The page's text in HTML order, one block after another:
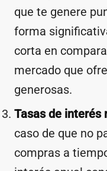
que te genere
forma
corta en
mercado que
generosas.
Tasas de interés
caso de que no
compras a